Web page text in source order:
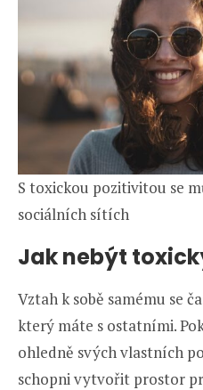
S toxickou pozitivitou se
sociálních sítích
Jak nebýt
Vztah k sobě samému se
který máte s ostatními.
ohledně svých vlastních
schopni vytvořit prostor